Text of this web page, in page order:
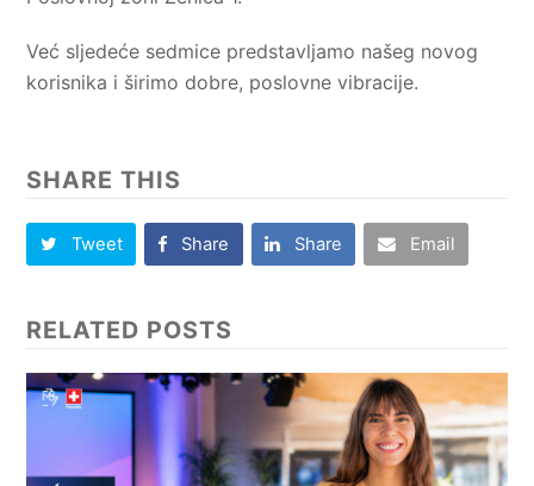
Već sljedeće sedmice predstavljamo našeg novog
korisnika i širimo dobre, poslovne vibracije.
SHARE THIS
Tweet Share Share Email
RELATED POSTS